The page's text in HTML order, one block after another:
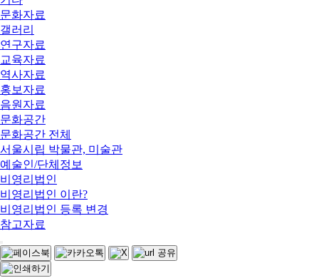
문화자료
갤러리
연구자료
교육자료
역사자료
홍보자료
음원자료
문화공간
문화공간 전체
서울시립 박물관, 미술관
예술인/단체정보
비영리법인
비영리법인 이란?
비영리법인 등록 변경
참고자료